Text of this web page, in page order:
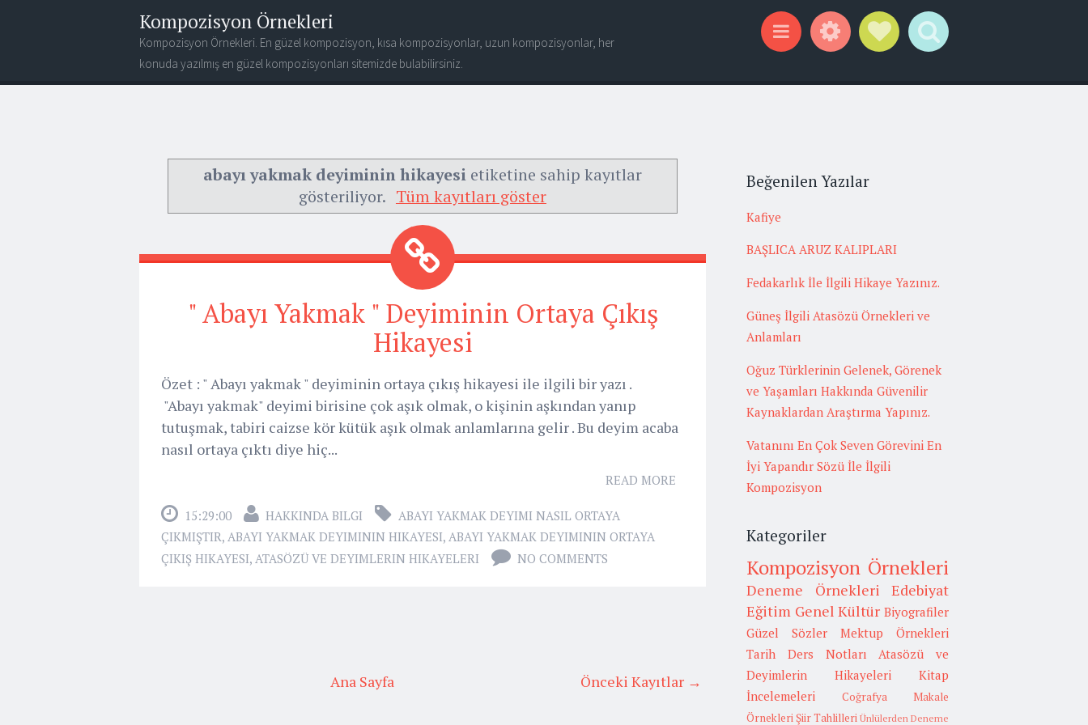
Kompozisyon Örnekleri
Kompozisyon Örnekleri. En güzel kompozisyon, kısa kompozisyonlar, uzun kompozisyonlar, her
konuda yazılmış en güzel kompozisyonları sitemizde bulabilirsiniz.
abayı yakmak deyiminin hikayesi etiketine sahip kayıtlar
gösteriliyor. Tüm kayıtları göster
" Abayı Yakmak " Deyiminin Ortaya Çıkış
Hikayesi
Özet : " Abayı yakmak " deyiminin ortaya çıkış hikayesi ile ilgili bir yazı .
"Abayı yakmak" deyimi birisine çok aşık olmak, o kişinin aşkından yanıp
tutuşmak, tabiri caizse kör kütük aşık olmak anlamlarına gelir . Bu deyim acaba
nasıl ortaya çıktı diye hiç...
READ MORE
15:29:00 HAKKINDA BILGI
ABAYI YAKMAK DEYIMI NASIL ORTAYA
ÇIKMIŞTIR, ABAYI YAKMAK DEYIMININ HIKAYESI, ABAYI YAKMAK DEYIMININ ORTAYA
ÇIKIŞ HIKAYESI, ATASÖZÜ VE DEYIMLERIN HIKAYELERI NO COMMENTS
Önceki Kayıtlar →
Ana Sayfa
Beğenilen Yazılar
Kafiye
BAŞLICA ARUZ KALIPLARI
Fedakarlık İle İlgili Hikaye Yazınız.
Güneş İlgili Atasözü Örnekleri ve
Anlamları
Oğuz Türklerinin Gelenek, Görenek
ve Yaşamları Hakkında Güvenilir
Kaynaklardan Araştırma Yapınız.
Vatanını En Çok Seven Görevini En
İyi Yapandır Sözü İle İlgili
Kompozisyon
Kategoriler
Kompozisyon Örnekleri
Deneme Örnekleri
Edebiyat
Eğitim Genel Kültür Biyografiler
Güzel Sözler
Mektup Örnekleri
Tarih
Ders Notları
Atasözü ve
Deyimlerin Hikayeleri
Kitap
İncelemeleri
Coğrafya
Makale
Örnekleri Şiir Tahlilleri Ünlülerden Deneme